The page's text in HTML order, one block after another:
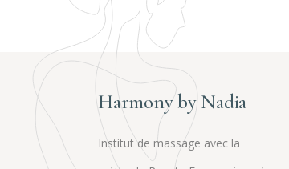
Harmony by Nadia
Institut de massage avec la